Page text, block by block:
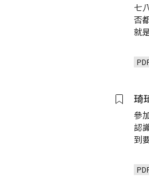
七
否
就
琦
參
認
到